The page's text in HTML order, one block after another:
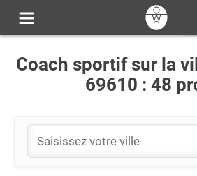
Coach sportif sur la
69610 : 48